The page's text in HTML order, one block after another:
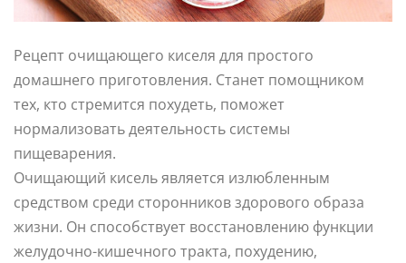
Рецепт очищающего киселя для простого
домашнего приготовления. Станет помощником
тех, кто стремится похудеть, поможет
нормализовать деятельность системы
пищеварения.
Очищающий кисель является излюбленным
средством среди сторонников здорового образа
жизни. Он способствует восстановлению функции
желудочно-кишечного тракта, похудению,